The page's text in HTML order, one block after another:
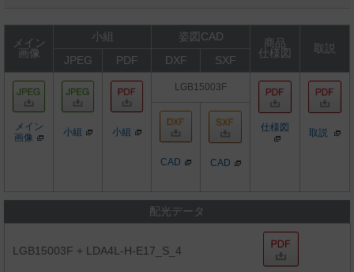
メイン
画像
小組 姿図CAD
商品
仕様図
取説
JPEG
PDF DXF SXF
メイン
画像
小組 小組
LGB15003F
仕様図 取説
CAD CAD
配光データ
LGB15003F + LDA4L-H-E17_S_4